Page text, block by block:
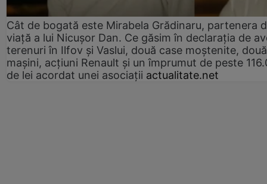
Cât de bogată este Mirabela Grădinaru, partenera
viață a lui Nicușor Dan. Ce găsim în declarația de
terenuri în Ilfov și Vaslui, două case moștenite, două
mașini, acțiuni Renault și un împrumut de peste
de lei acordat unei asociații actualitate.net